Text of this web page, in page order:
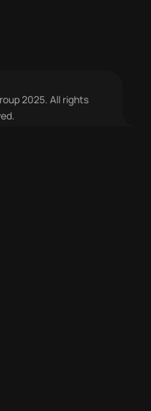
2025. All rights